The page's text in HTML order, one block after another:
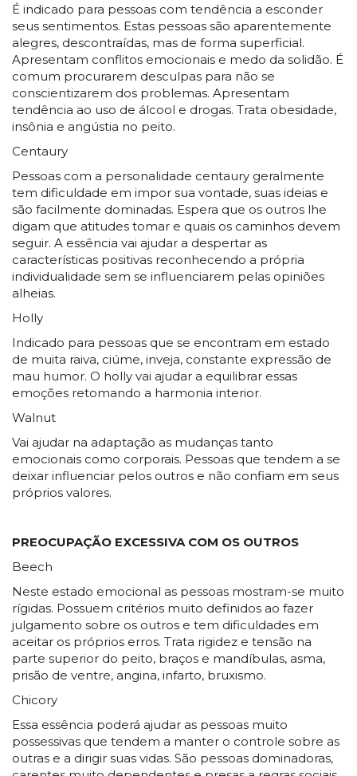
É indicado para pessoas com tendência a esconder
seus sentimentos. Estas pessoas são aparentemente
alegres, descontraídas, mas de forma superficial.
Apresentam conflitos emocionais e medo da solidão. É
comum procurarem desculpas para não se
conscientizarem dos problemas. Apresentam
tendência ao uso de álcool e drogas. Trata obesidade,
insônia e angústia no peito.
Centaury
Pessoas com a personalidade centaury geralmente
tem dificuldade em impor sua vontade, suas ideias e
são facilmente dominadas. Espera que os outros lhe
digam que atitudes tomar e quais os caminhos devem
seguir. A essência vai ajudar a despertar as
características positivas reconhecendo a própria
individualidade sem se influenciarem pelas opiniões
alheias.
Holly
Indicado para pessoas que se encontram em estado
de muita raiva, ciúme, inveja, constante expressão de
mau humor. O holly vai ajudar a equilibrar essas
emoções retomando a harmonia interior.
Walnut
Vai ajudar na adaptação as mudanças tanto
emocionais como corporais. Pessoas que tendem a se
deixar influenciar pelos outros e não confiam em seus
próprios valores.
PREOCUPAÇÃO EXCESSIVA COM OS OUTROS
Beech
Neste estado emocional as pessoas mostram-se muito
rígidas. Possuem critérios muito definidos ao fazer
julgamento sobre os outros e tem dificuldades em
aceitar os próprios erros. Trata rigidez e tensão na
parte superior do peito, braços e mandíbulas, asma,
prisão de ventre, angina, infarto, bruxismo.
Chicory
Essa essência poderá ajudar as pessoas muito
possessivas que tendem a manter o controle sobre as
outras e a dirigir suas vidas. São pessoas dominadoras,